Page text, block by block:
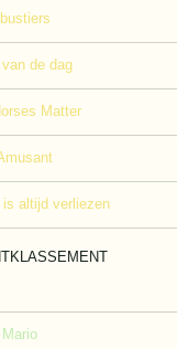
de dag
Matter
is altijd verliezen